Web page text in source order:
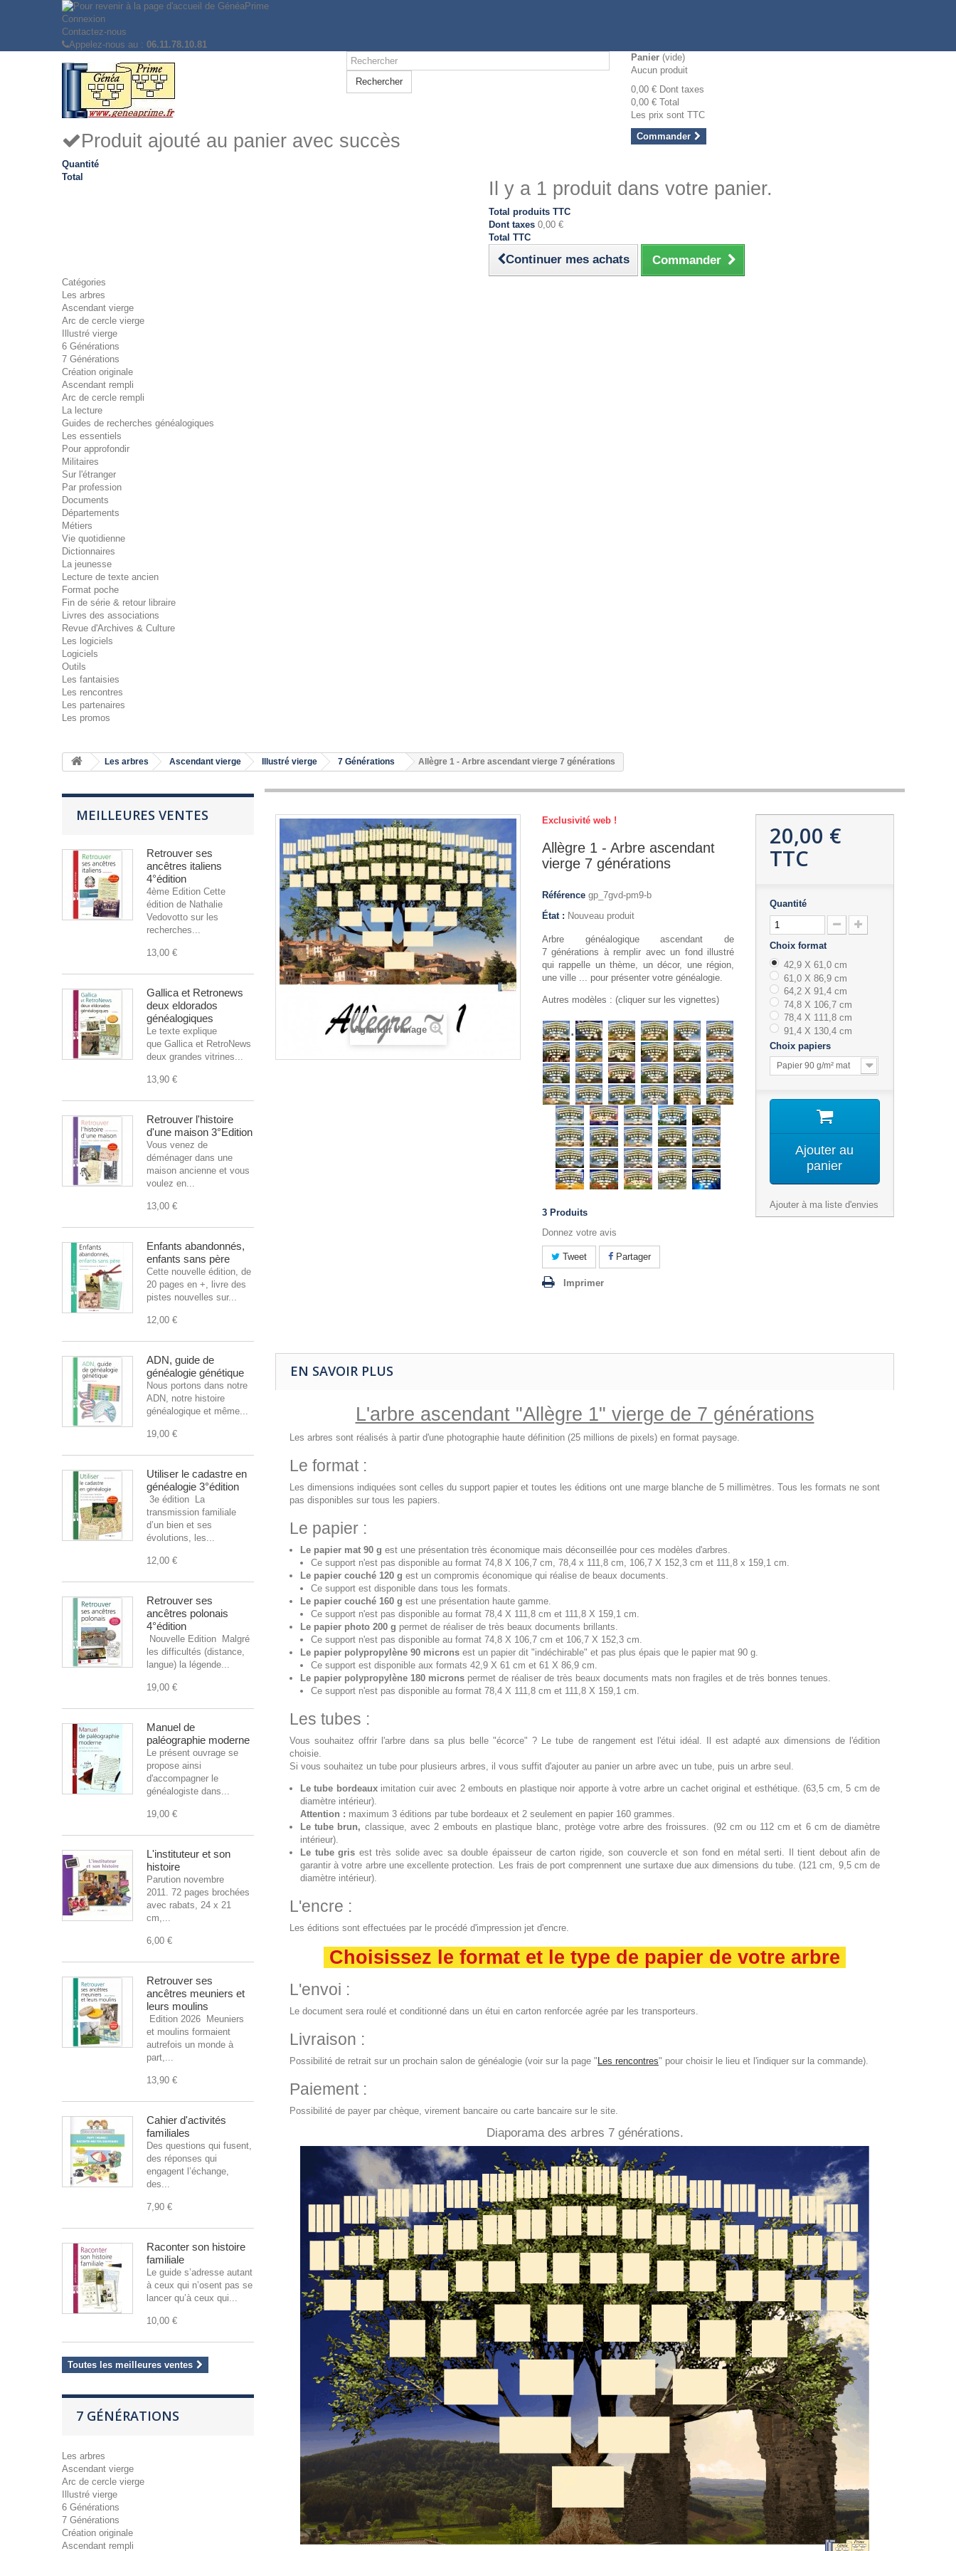
Connexion
Contactez-nous
Appelez-nous au : 06.11.78.10.81
Rechercher
Panier (vide)
Aucun produit
0,00 € Dont taxes
0,00 € Total
Les prix sont TTC
Commander
Produit ajouté au panier avec succès
Quantité
Total
Il y a 1 produit dans votre panier.
Total produits TTC
Dont taxes 0,00 €
Total TTC
Continuer mes achats Commander
Catégories
Les arbres
Ascendant vierge
Arc de cercle vierge
Illustré vierge
6 Générations
7 Générations
Création originale
Ascendant rempli
Arc de cercle rempli
La lecture
Guides de recherches généalogiques
Les essentiels
Pour approfondir
Militaires
Sur l'étranger
Par profession
Documents
Départements
Métiers
Vie quotidienne
Dictionnaires
La jeunesse
Lecture de texte ancien
Format poche
Fin de série & retour libraire
Livres des associations
Revue d'Archives & Culture
Les logiciels
Logiciels
Outils
Les fantaisies
Les rencontres
Les partenaires
Les promos
Les arbres Ascendant vierge Illustré vierge 7 Générations Allègre 1 - Arbre ascendant vierge 7 générations
MEILLEURES VENTES
Retrouver ses
ancêtres italiens
4°édition
4ème Edition Cette
édition de Nathalie
Vedovotto sur les
recherches...
13,00 €
Gallica et Retronews
deux eldorados
généalogiques
Le texte explique
que Gallica et RetroNews sont
deux grandes vitrines...
13,90 €
Retrouver l'histoire
d'une maison 3°Edition
Vous venez de
déménager dans une
maison ancienne et vous
voulez en...
13,00 €
Enfants abandonnés,
enfants sans père
Cette nouvelle édition, de
20 pages en +, livre des
pistes nouvelles sur...
12,00 €
ADN, guide de
généalogie génétique
Nous portons dans notre
ADN, notre histoire
généalogique et même...
19,00 €
Utiliser le cadastre en
généalogie 3°édition
3e édition La
transmission familiale
d’un bien et ses
évolutions, les...
12,00 €
Retrouver ses
ancêtres polonais
4°édition
Nouvelle Edition Malgré
les difficultés (distance,
langue) la légende...
19,00 €
Manuel de
paléographie moderne
Le présent ouvrage se
propose ainsi
d'accompagner le
généalogiste dans...
19,00 €
L'instituteur et son
histoire
Parution novembre
2011. 72 pages brochées
avec rabats, 24 x 21
cm,...
6,00 €
Retrouver ses
ancêtres meuniers et
leurs moulins
Edition 2026 Meuniers
et moulins formaient
autrefois un monde à
part,...
13,90 €
Cahier d'activités
familiales
Des questions qui fusent,
des réponses qui
engagent l’échange,
des...
7,90 €
Raconter son histoire
familiale
Le guide s’adresse autant
à ceux qui n’osent pas se
lancer qu’à ceux qui...
10,00 €
Toutes les meilleures ventes
7 GÉNÉRATIONS
Les arbres
Ascendant vierge
Arc de cercle vierge
Illustré vierge
6 Générations
7 Générations
Création originale
Ascendant rempli
Agrandir l'image
Exclusivité web !
Allègre 1 - Arbre ascendant
vierge 7 générations
Référence gp_7gvd-pm9-b
État : Nouveau produit
Arbre généalogique ascendant de
7 générations à remplir avec un fond illustré
qui rappelle un thème, un décor, une région,
une ville ... pour présenter votre généalogie.
Autres modèles : (cliquer sur les vignettes)
.
3 Produits
Donnez votre avis
Tweet Partager
Imprimer
20,00 €
TTC
Quantité
Choix format
42,9 X 61,0 cm
61,0 X 86,9 cm
64,2 X 91,4 cm
74,8 X 106,7 cm
78,4 X 111,8 cm
91,4 X 130,4 cm
Choix papiers
Papier 90 g/m² mat
Ajouter au
panier
Ajouter à ma liste d'envies
EN SAVOIR PLUS
L'arbre ascendant "Allègre 1" vierge de 7 générations
Les arbres sont réalisés à partir d'une photographie haute définition (25 millions de pixels) en format paysage.
Le format :
Les dimensions indiquées sont celles du support papier et toutes les éditions ont une marge blanche de 5 millimètres. Tous les formats ne sont
pas disponibles sur tous les papiers.
Le papier :
Le papier mat 90 g est une présentation très économique mais déconseillée pour ces modèles d'arbres.
Ce support n'est pas disponible au format 74,8 X 106,7 cm, 78,4 x 111,8 cm, 106,7 X 152,3 cm et 111,8 x 159,1 cm.
Le papier couché 120 g est un compromis économique qui réalise de beaux documents.
Ce support est disponible dans tous les formats.
Le papier couché 160 g est une présentation haute gamme.
Ce support n'est pas disponible au format 78,4 X 111,8 cm et 111,8 X 159,1 cm.
Le papier photo 200 g permet de réaliser de très beaux documents brillants.
Ce support n'est pas disponible au format 74,8 X 106,7 cm et 106,7 X 152,3 cm.
Le papier polypropylène 90 microns est un papier dit "indéchirable" et pas plus épais que le papier mat 90 g.
Ce support est disponible aux formats 42,9 X 61 cm et 61 X 86,9 cm.
Le papier polypropylène 180 microns permet de réaliser de très beaux documents mats non fragiles et de très bonnes tenues.
Ce support n'est pas disponible au format 78,4 X 111,8 cm et 111,8 X 159,1 cm.
Les tubes :
Vous souhaitez offrir l'arbre dans sa plus belle "écorce" ? Le tube de rangement est l'étui idéal. Il est adapté aux dimensions de l'édition
choisie.
Si vous souhaitez un tube pour plusieurs arbres, il vous suffit d'ajouter au panier un arbre avec un tube, puis un arbre seul.
Le tube bordeauximitation cuir avec 2 embouts en plastique noir apporte à votre arbre un cachet original et esthétique. (63,5 cm, 5 cm de
diamètre intérieur).
Attention : maximum 3 éditions par tube bordeaux et 2 seulement en papier 160 grammes.
Le tube brun, classique, avec 2 embouts en plastique blanc, protège votre arbre des froissures. (92 cm ou 112 cm et 6 cm de diamètre
intérieur).
Le tube gris est très solide avec sa double épaisseur de carton rigide, son couvercle et son fond en métal serti. Il tient debout afin de
garantir à votre arbre une excellente protection. Les frais de port comprennent une surtaxe due aux dimensions du tube. (121 cm, 9,5 cm de
diamètre intérieur).
L'encre :
Les éditions sont effectuées par le procédé d'impression jet d'encre.
Choisissez le format et le type de papier de votre arbre
L'envoi :
Le document sera roulé et conditionné dans un étui en carton renforcée agrée par les transporteurs.
Livraison :
Possibilité de retrait sur un prochain salon de généalogie (voir sur la page " Les rencontres" pour choisir le lieu et l'indiquer sur la commande).
Paiement :
Possibilité de payer par chèque, virement bancaire ou carte bancaire sur le site.
Diaporama des arbres 7 générations.